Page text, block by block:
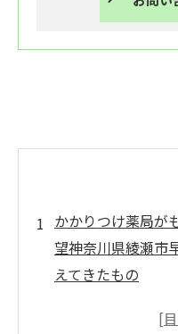
かかりつけ薬局が
望神奈川県綾瀬市
えてきたもの